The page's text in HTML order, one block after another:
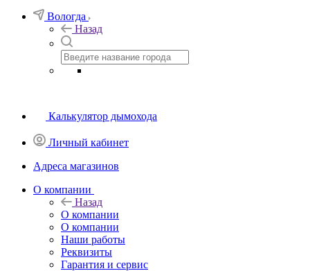
Вологда
Назад
Калькулятор дымохода
Личный кабинет
Адреса магазинов
O компании
Назад
O компании
О компании
Наши работы
Реквизиты
Гарантия и сервис